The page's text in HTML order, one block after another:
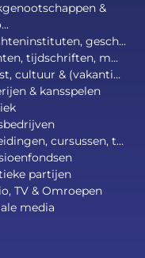
&
gesch...
tijdschriften, m...
cultuur & (vakanti...
& kansspelen
cursussen, t...
partijen
TV & Omroepen
media